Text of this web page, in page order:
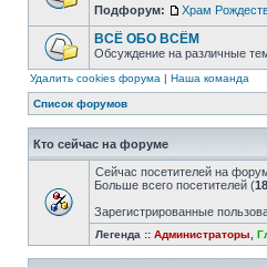
Подфорум:
Храм
ВСЁ ОБО ВСЁМ
Обсуждение на различные
Удалить cookies форума | Наша команда
Список форумов
Кто сейчас на форуме
Сейчас посетителей на
Больше всего посетителей (
Зарегистрированные
Легенда :: Администраторы